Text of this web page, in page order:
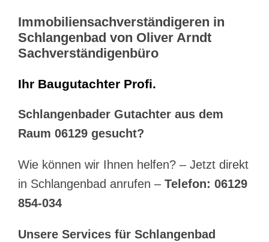
Immobiliensachverständigeren in
Schlangenbad von Oliver Arndt
Sachverständigenbüro
Ihr Baugutachter Profi.
Schlangenbader Gutachter aus dem
Raum 06129 gesucht?
Wie können wir Ihnen helfen? – Jetzt direkt
in Schlangenbad anrufen – Telefon: 06129
854-034
Unsere Services für Schlangenbad